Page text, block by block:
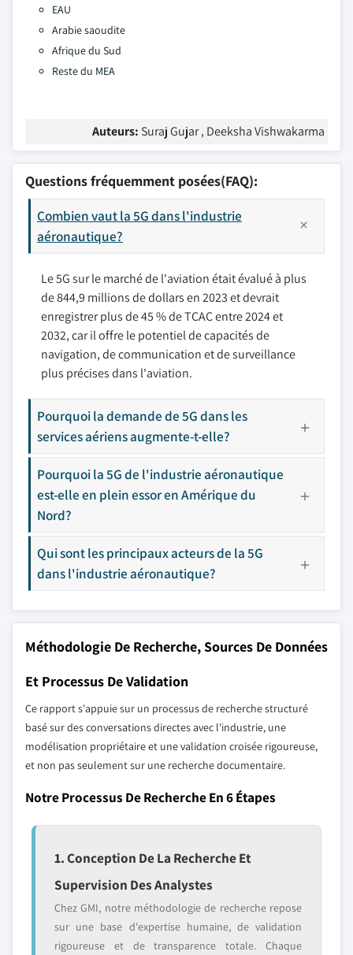
EAU
Arabie saoudite
Afrique du Sud
Reste du MEA
Auteurs: Suraj Gujar , Deeksha Vishwakarma
Questions fréquemment posées(FAQ):
Combien vaut la 5G dans l'industrie
aéronautique?
Le 5G sur le marché de l'aviation était évalué à plus
de 844,9 millions de dollars en 2023 et devrait
enregistrer plus de 45 % de TCAC entre 2024 et
2032, car il offre le potentiel de capacités de
navigation, de communication et de surveillance
plus précises dans l'aviation.
Pourquoi la demande de 5G dans les
services aériens augmente-t-elle?
Pourquoi la 5G de l'industrie aéronautique
est-elle en plein essor en Amérique du
Nord?
Qui sont les principaux acteurs de la 5G
dans l'industrie aéronautique?
Méthodologie De Recherche, Sources De Données
Et Processus De Validation
Ce rapport s'appuie sur un processus de recherche structuré
basé sur des conversations directes avec l'industrie, une
modélisation propriétaire et une validation croisée rigoureuse,
et non pas seulement sur une recherche documentaire.
Notre Processus De Recherche En 6 Étapes
1. Conception De La Recherche Et
Supervision Des Analystes
Chez GMI, notre méthodologie de recherche repose
sur une base d'expertise humaine, de validation
rigoureuse et de transparence totale. Chaque